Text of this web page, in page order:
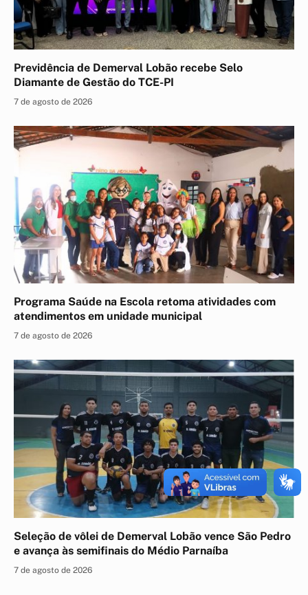
Previdência de Demerval Lobão recebe Selo
Diamante de Gestão do TCE-PI
7 de agosto de 2026
Programa Saúde na Escola retoma atividades com
atendimentos em unidade municipal
7 de agosto de 2026
Seleção de vôlei de Demerval Lobão vence São Pedro
e avança às semifinais do Médio Parnaíba
7 de agosto de 2026